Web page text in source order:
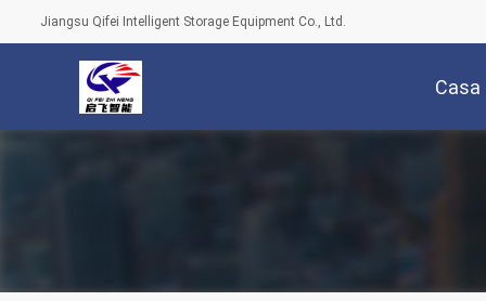
Jiangsu Qifei Intelligent Storage Equipment Co., Ltd.
Casa